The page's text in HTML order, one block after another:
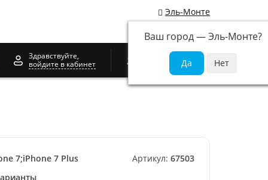
Эль-Монте
Ваш город —Эль-Монте?
Здравствуйте,
войдите в кабинет
0
7;iPhone 7 Plus Артикул: 67503